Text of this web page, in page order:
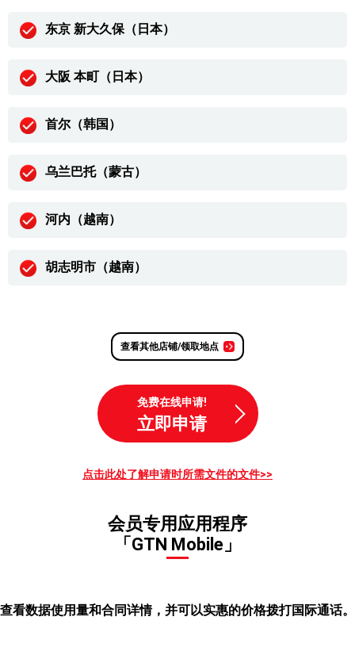
东京 新大久保（日本）
大阪 本町（日本）
首尔（韩国）
乌兰巴托（蒙古）
河内（越南）
胡志明市（越南）
查看其他店铺/领取地点
免费在线申请!
立即申请
点击此处了解申请时所需文件的文件>>
会员专用应用程序
「GTN Mobile」
查看数据使用量和合同详情，并可以实惠的价格拨打国际通话。